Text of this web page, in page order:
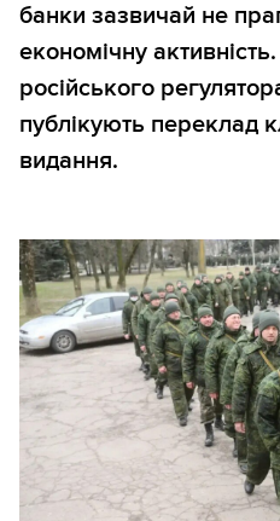
банки зазвичай не
економічну
російського
публікують переклад
видання.